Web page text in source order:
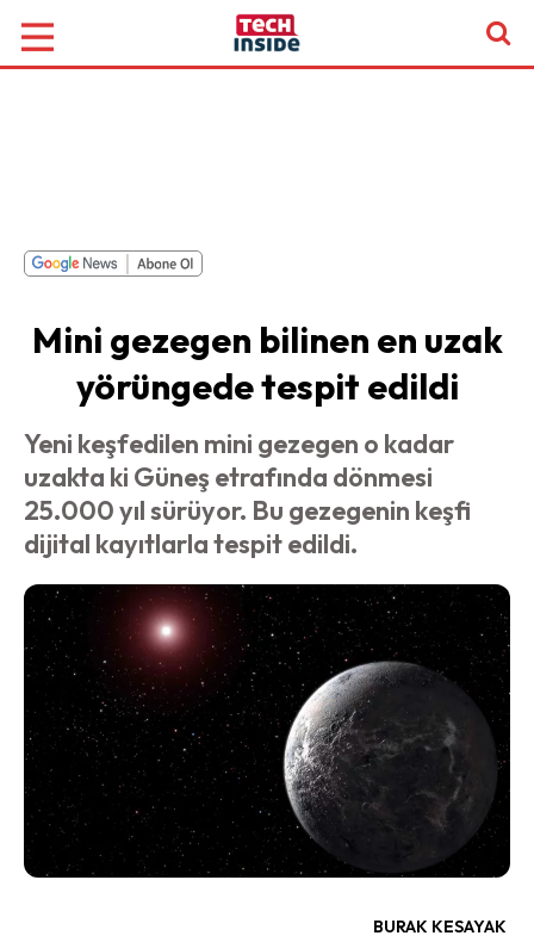
Mini gezegen bilinen en uzak
yörüngede tespit edildi
Yeni keşfedilen mini gezegen o kadar
uzakta ki Güneş etrafında dönmesi
25.000 yıl sürüyor. Bu gezegenin keşfi
dijital kayıtlarla tespit edildi.
BURAK KESAYAK